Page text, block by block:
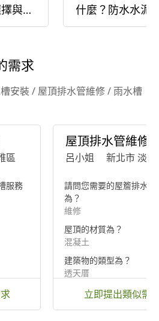
與費
什麼？防水水泥
用總整理
需求
安裝 / 屋頂排水管維修 / 雨水槽
區
服務
屋頂排水管維修
呂小姐 新北市 淡水
請問您需要的屋簷排水槽
為？
維修
屋頂的材質為？
混凝土
建築物的類型為？
透天厝
立即提出類似需